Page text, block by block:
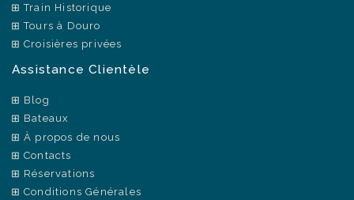
Train Historique
Tours à Douro
Croisières privées
Assistance Clientèle
Blog
Bateaux
À propos de nous
Contacts
Réservations
Conditions Générales